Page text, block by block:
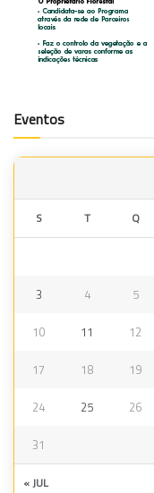
Eventos
S T Q
3 4 5
10 11 12
17 18 19
24 25 26
31
« JUL